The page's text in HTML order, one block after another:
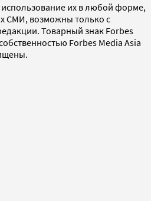
их в любой форме,
СМИ, возможны только с
Товарный знак Forbes
Forbes Media Asia